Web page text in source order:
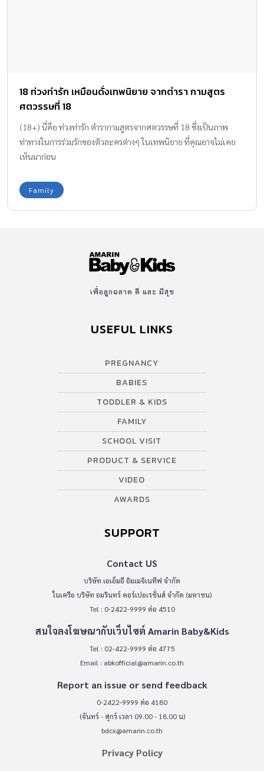
18 ท่วงท่ารัก เหมือนดั่งเทพนิยาย จากตำรา กามสูตร
ศตวรรษที่ 18
(18+) นี่คือ ท่วงท่ารัก ตำรากามสูตรจากศตวรรษที่ 18 ซึ่งเป็นภาพ
ท่าทางในการร่วมรักของตัวละครต่างๆ ในเทพนิยาย ที่คุณอาจไม่เคย
เห็นมาก่อน
Family
เพื่อลูกฉลาด ดี และ มีสุข
USEFUL LINKS
PREGNANCY
BABIES
TODDLER & KIDS
FAMILY
SCHOOL VISIT
PRODUCT & SERVICE
VIDEO
AWARDS
SUPPORT
Contact US
บริษัท เอเอ็มอี อิมเมจิเนทีฟ จำกัด
ในเครือ บริษัท อมรินทร์ คอร์เปอเรชั่นส์ จำกัด (มหาชน)
Tel : 0-2422-9999 ต่อ 4510
สนใจลงโฆษณากับเว็บไซต์ Amarin Baby&Kids
Tel : 02-422-9999 ต่อ 4775
Email : abkofficial@amarin.co.th
Report an issue or send feedback
0-2422-9999 ต่อ 4180
(จันทร์ - ศุกร์ เวลา 09.00 - 18.00 น)
bdcx@amarin.co.th
Privacy Policy